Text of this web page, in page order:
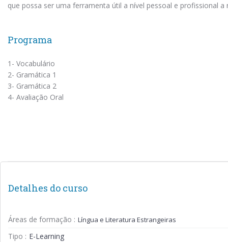
que possa ser uma ferramenta útil a nível pessoal e profissional a
Programa
1- Vocabulário
2- Gramática 1
3- Gramática 2
4- Avaliação Oral
Detalhes do curso
Áreas de formação : Língua e Literatura Estrangeiras
Tipo : E-Learning